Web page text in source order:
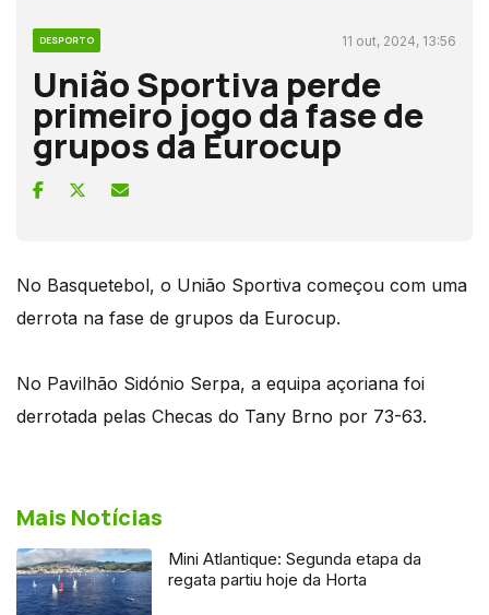
DESPORTO 11 out, 2024, 13:56
União Sportiva perde
primeiro jogo da fase de
grupos da Eurocup
No Basquetebol, o União Sportiva começou com uma
derrota na fase de grupos da Eurocup.
No Pavilhão Sidónio Serpa, a equipa açoriana foi
derrotada pelas Checas do Tany Brno por 73-63.
Mais Notícias
Mini Atlantique: Segunda etapa da
regata partiu hoje da Horta